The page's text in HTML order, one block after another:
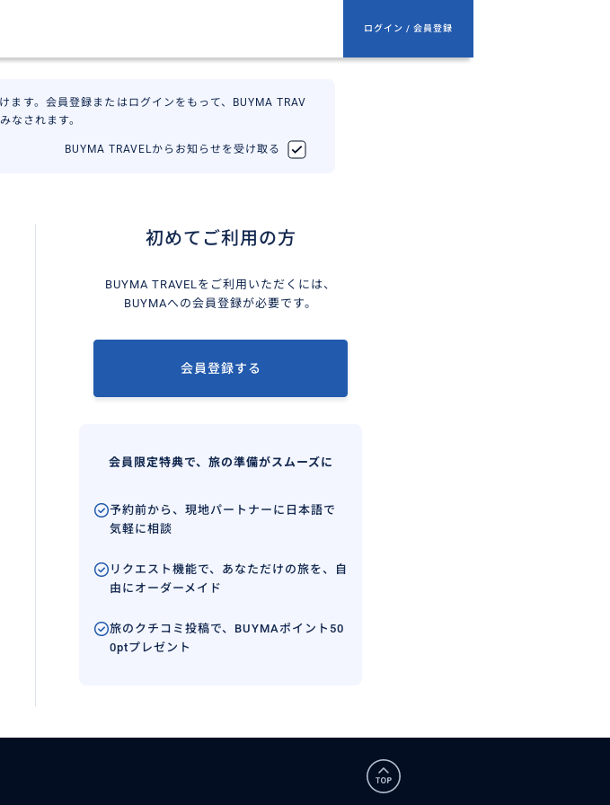
ログイン / 会員登録
ます。会員登録またはログインをもって、BUYMA TRAV
なされます。
BUYMA TRAVELからお知らせを受け取る
初めてご利用の方
BUYMA TRAVELをご利用いただくには、
BUYMAへの会員登録が必要です。
会員登録する
会員限定特典で、旅の準備がスムーズに
予約前から、現地パートナーに日本語で
気軽に相談
リクエスト機能で、あなただけの旅を、自
由にオーダーメイド
旅のクチコミ投稿で、BUYMAポイント50
0ptプレゼント